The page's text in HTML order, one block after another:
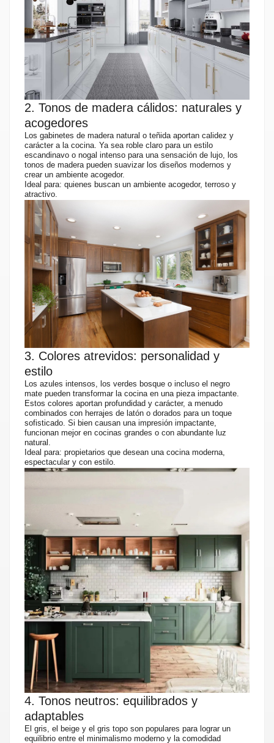
2. Tonos de madera cálidos: naturales y
acogedores
Los gabinetes de madera natural o teñida aportan calidez y
carácter a la cocina. Ya sea roble claro para un estilo
escandinavo o nogal intenso para una sensación de lujo, los
tonos de madera pueden suavizar los diseños modernos y
crear un ambiente acogedor.
Ideal para: quienes buscan un ambiente acogedor, terroso y
atractivo.
3. Colores atrevidos: personalidad y
estilo
Los azules intensos, los verdes bosque o incluso el negro
mate pueden transformar la cocina en una pieza impactante.
Estos colores aportan profundidad y carácter, a menudo
combinados con herrajes de latón o dorados para un toque
sofisticado. Si bien causan una impresión impactante,
funcionan mejor en cocinas grandes o con abundante luz
natural.
Ideal para: propietarios que desean una cocina moderna,
espectacular y con estilo.
4. Tonos neutros: equilibrados y
adaptables
El gris, el beige y el gris topo son populares para lograr un
equilibrio entre el minimalismo moderno y la comodidad